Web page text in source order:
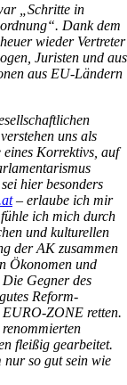
„Schritte in
Dank dem
wieder Vertreter
Juristen und aus
aus EU-Ländern
uns als
Korrektivs, auf
hier besonders
– erlaube ich mir
ich mich durch
und kulturellen
der AK zusammen
Ökonomen und
Gegner des
Reform-
ZONE retten.
fleißig gearbeitet.
nur so gut sein wie